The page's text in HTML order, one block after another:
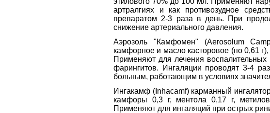
артралгиях и как противозудное
препаратом 2-3 раза в день. При
снижение артериального давления.
Аэрозоль "Камфомен" (Aerosolum
камфорное и масло касторовое (по 0,61
Применяют для лечения
фарингитов. Ингаляции проводят 3-4
больным, работающим в условиях
Ингакамф (Inhacamf) карманный
камфоры 0,3 г, ментола 0,17 г,
Применяют для ингаляций при острых